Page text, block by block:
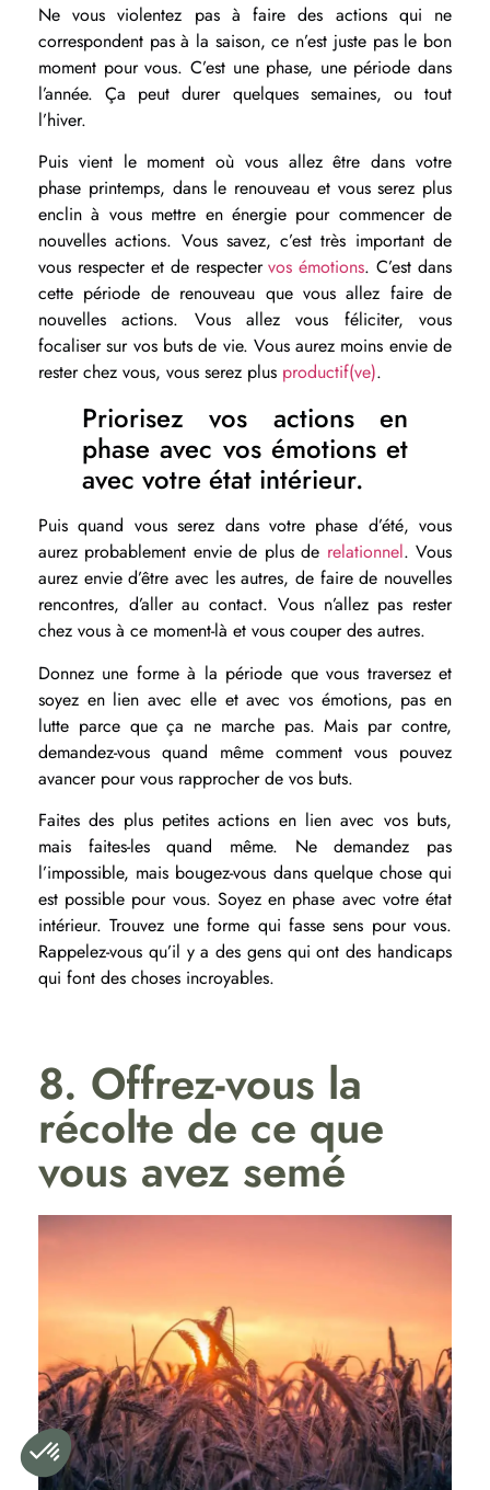
Ne vous violentez pas à faire des actions qui ne
correspondent pas à la saison, ce n’est juste pas le bon
moment pour vous. C’est une phase, une période dans
l’année. Ça peut durer quelques semaines, ou tout
l’hiver.
Puis vient le moment où vous allez être dans votre
phase printemps, dans le renouveau et vous serez plus
enclin à vous mettre en énergie pour commencer de
nouvelles actions. Vous savez, c’est très important de
vous respecter et de respectervos émotions. C’est dans
cette période de renouveau que vous allez faire de
nouvelles actions. Vous allez vous féliciter, vous
focaliser sur vos buts de vie. Vous aurez moins envie de
rester chez vous, vous serez plus productif(ve).
Priorisez vos actions en
phase avec vos émotions et
avec votre état intérieur.
Puis quand vous serez dans votre phase d’été, vous
aurez probablement envie de plus de relationnel. Vous
aurez envie d’être avec les autres, de faire de nouvelles
rencontres, d’aller au contact. Vous n’allez pas rester
chez vous à ce moment-là et vous couper des autres.
Donnez une forme à la période que vous traversez et
soyez en lien avec elle et avec vos émotions, pas en
lutte parce que ça ne marche pas. Mais par contre,
demandez-vous quand même comment vous pouvez
avancer pour vous rapprocher de vos buts.
Faites des plus petites actions en lien avec vos buts,
mais faites-les quand même. Ne demandez pas
l’impossible, mais bougez-vous dans quelque chose qui
est possible pour vous. Soyez en phase avec votre état
intérieur. Trouvez une forme qui fasse sens pour vous.
Rappelez-vous qu’il y a des gens qui ont des handicaps
qui font des choses incroyables.
8. Offrez-vous la
récolte de ce que
vous avez semé